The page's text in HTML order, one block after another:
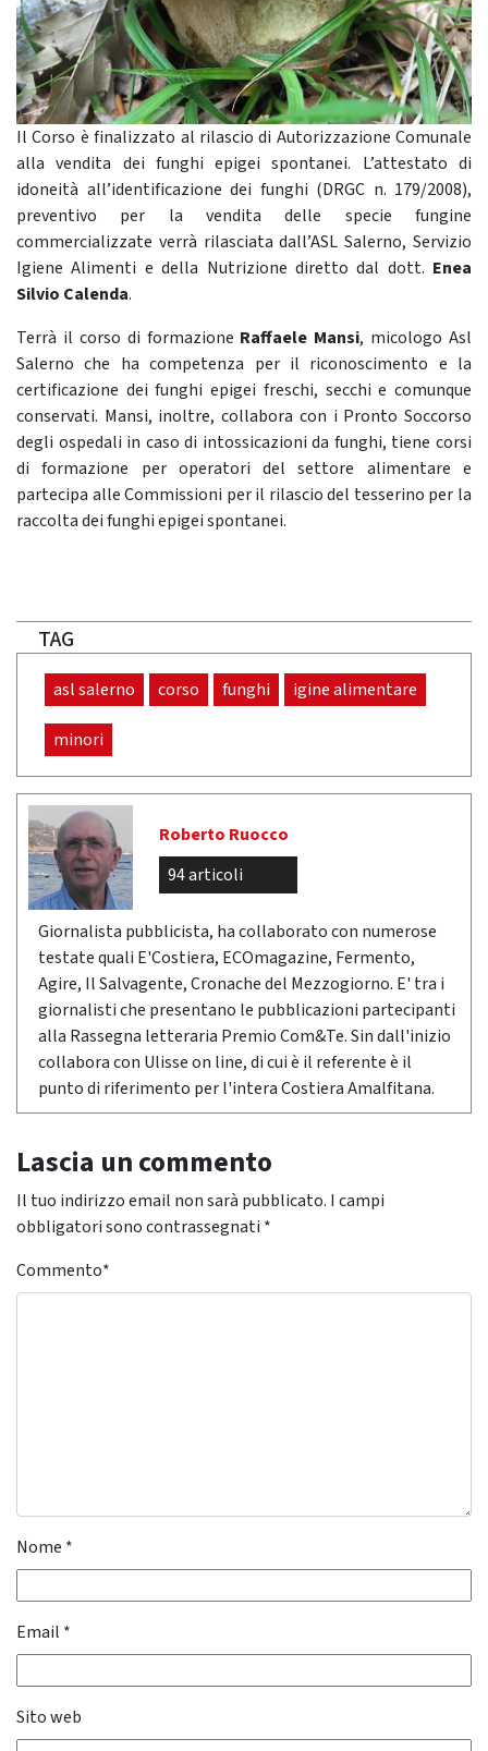
Il Corso è finalizzato al rilascio di Autorizzazione Comunale
alla vendita dei funghi epigei spontanei. L’attestato di
idoneità all’identificazione dei funghi (DRGC n. 179/2008),
preventivo per la vendita delle specie fungine
commercializzate verrà rilasciata dall’ASL Salerno, Servizio
Igiene Alimenti e della Nutrizione diretto dal dott. Enea
Silvio Calenda.
Terrà il corso di formazione Raffaele Mansi, micologo Asl
Salerno che ha competenza per il riconoscimento e la
certificazione dei funghi epigei freschi, secchi e comunque
conservati. Mansi, inoltre, collabora con i Pronto Soccorso
degli ospedali in caso di intossicazioni da funghi, tiene corsi
di formazione per operatori del settore alimentare e
partecipa alle Commissioni per il rilascio del tesserino per la
raccolta dei funghi epigei spontanei.
TAG
asl salerno corso funghi igine alimentare
minori
Roberto Ruocco
94 articoli
Giornalista pubblicista, ha collaborato con numerose
testate quali E'Costiera, ECOmagazine, Fermento,
Agire, Il Salvagente, Cronache del Mezzogiorno. E' tra i
giornalisti che presentano le pubblicazioni partecipanti
alla Rassegna letteraria Premio Com&Te. Sin dall'inizio
collabora con Ulisse on line, di cui è il referente è il
punto di riferimento per l'intera Costiera Amalfitana.
Lascia un commento
Il tuo indirizzo email non sarà pubblicato. I campi
obbligatori sono contrassegnati *
Commento*
Nome *
Email *
Sito web